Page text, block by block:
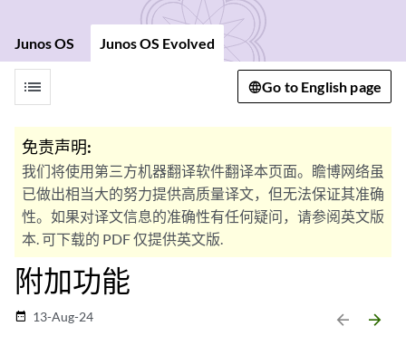
Junos OS Junos OS Evolved
list Go to English page
免责声明:
我们将使用第三方机器翻译软件翻译本页面。瞻博网络虽
已做出相当大的努力提供高质量译文，但无法保证其准确
性。如果对译文信息的准确性有任何疑问，请参阅英文版
本. 可下载的 PDF 仅提供英文版.
附加功能
date_range 13-Aug-24 arrow_backward arrow_forward